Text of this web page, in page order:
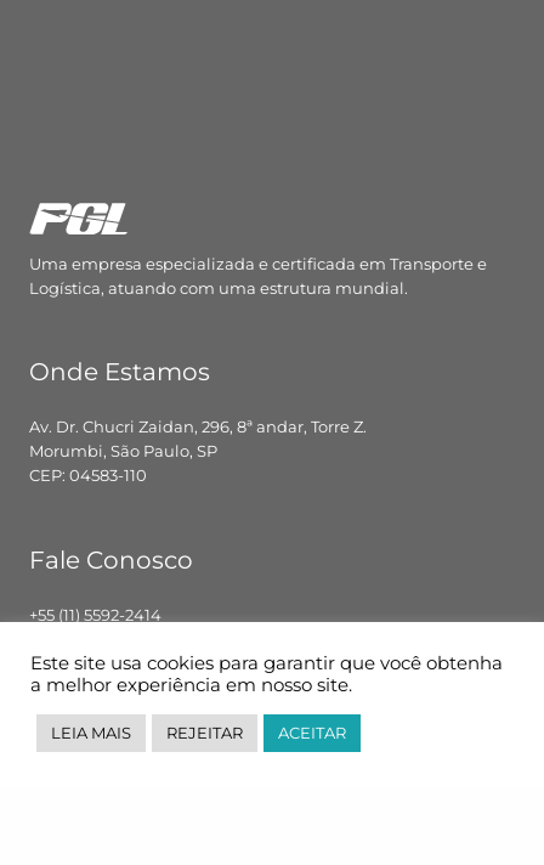
Uma empresa especializada e certificada em Transporte e
Logística, atuando com uma estrutura mundial.
Onde Estamos
Av. Dr. Chucri Zaidan, 296, 8ª andar, Torre Z.
Morumbi, São Paulo, SP
CEP: 04583-110
Fale Conosco
+55 (11) 5592-2414
Segunda – Sexta: 8h00 – 18h00
Siga-nos
Este site usa cookies para garantir que você obtenha
a melhor experiência em nosso site.
LEIA MAIS REJEITAR ACEITAR